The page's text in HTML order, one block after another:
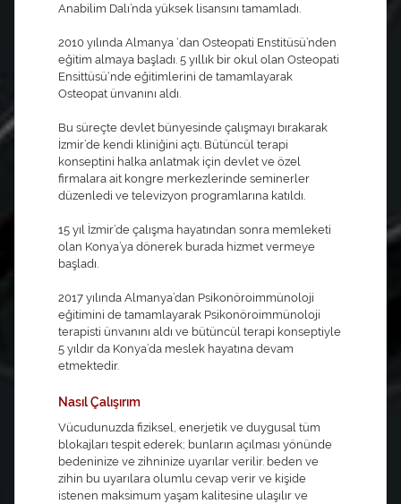
Anabilim Dalı’nda yüksek lisansını tamamladı.
2010 yılında Almanya ‘dan Osteopati Enstitüsü’nden
eğitim almaya başladı. 5 yıllık bir okul olan Osteopati
Ensittüsü‘nde eğitimlerini de tamamlayarak
Osteopat ünvanını aldı.
Bu süreçte devlet bünyesinde çalışmayı bırakarak
İzmir’de kendi kliniğini açtı. Bütüncül terapi
konseptini halka anlatmak için devlet ve özel
firmalara ait kongre merkezlerinde seminerler
düzenledi ve televizyon programlarına katıldı.
15 yıl İzmir’de çalışma hayatından sonra memleketi
olan Konya’ya dönerek burada hizmet vermeye
başladı.
2017 yılında Almanya’dan Psikonöroimmünoloji
eğitimini de tamamlayarak Psikonöroimmünoloji
terapisti ünvanını aldı ve bütüncül terapi konseptiyle
5 yıldır da Konya’da meslek hayatına devam
etmektedir.
Nasıl Çalışırım
Vücudunuzda fiziksel, enerjetik ve duygusal tüm
blokajları tespit ederek; bunların açılması yönünde
bedeninize ve zihninize uyarılar verilir. beden ve
zihin bu uyarılara olumlu cevap verir ve kişide
istenen maksimum yaşam kalitesine ulaşılır ve